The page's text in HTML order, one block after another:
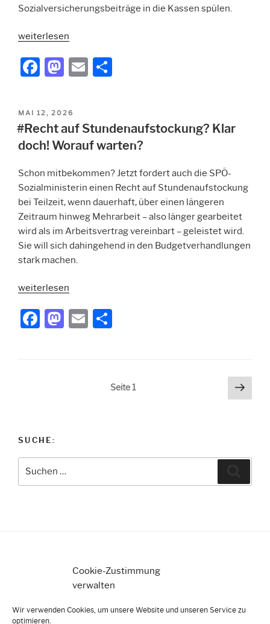
Cookie-Zustimmung
verwalten
Wir verwenden Cookies, um unsere Website und unseren Service zu
optimieren.
Sozialversicherungsbeiträge in die Kassen spülen.
„#Doppelbudget
Soziale
Schieflage
weiterlesen
F
c
e
b
o
k
M
st
o
d
o
n
E
l
n
VERÖFFENTLICHT
AM
MAI 12, 2026
#Recht auf Stundenaufstockung? Klar
doch! Worauf warten?
Schon mitbekommen? Jetzt fordert auch die SPÖ-
Sozialministerin einen Recht auf Stundenaufstockung
bei Teilzeit, wenn dauerhaft, über einen längeren
Zeitraum hinweg Mehrarbeit – also länger gearbeitet
wird als im Arbeitsvertrag vereinbart – geleistet wird.
Sie will sich dahingehend in den Budgetverhandlungen
stark machen.
„#Recht
Stundenaufstockung?
Klar
weiterlesen
F
o
k
M E
Seitennummerierung
Seite1
Seite
SUCHE:
Suche